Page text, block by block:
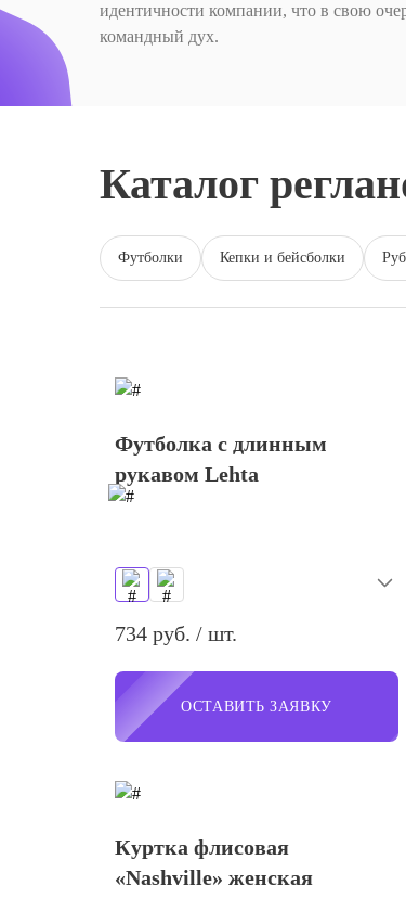
идентичности компании, что в свою
командный дух.
Каталог
Футболки Кепки и бейсболки
Футболка с длинным
рукавом Lehta
734 руб. / шт.
ОСТАВИТЬ ЗАЯВКУ
Куртка флисовая
«Nashville» женская